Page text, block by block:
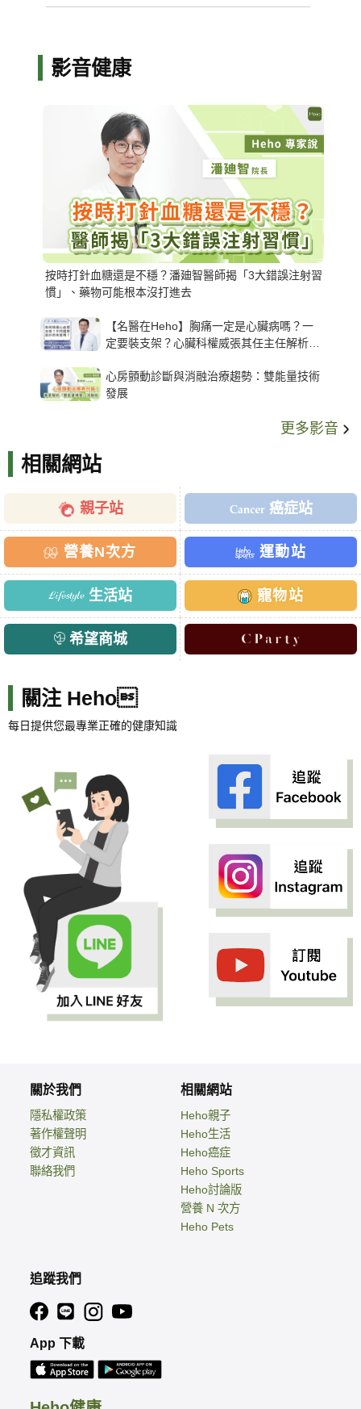
影音健康
按時打針血糖還是不穩？潘廸智醫師揭「3大錯誤注射習
慣」、藥物可能根本沒打進去
【名醫在Heho】胸痛一定是心臟病嗎？一
定要裝支架？心臟科權威張其任主任解析支
心房顫動診斷與消融治療趨勢：雙能量技術
發展
更多影音
相關網站
親子站 癌症站
營養N次方 運動站
生活站 寵物站
希望商城
關注 Heho
每日提供您最專業正確的健康知識
關於我們
隱私權政策
著作權聲明
徵才資訊
聯絡我們
相關網站
Heho親子
Heho生活
Heho癌症
Heho Sports
Heho討論版
營養 N 次方
Heho Pets
追蹤我們
App 下載